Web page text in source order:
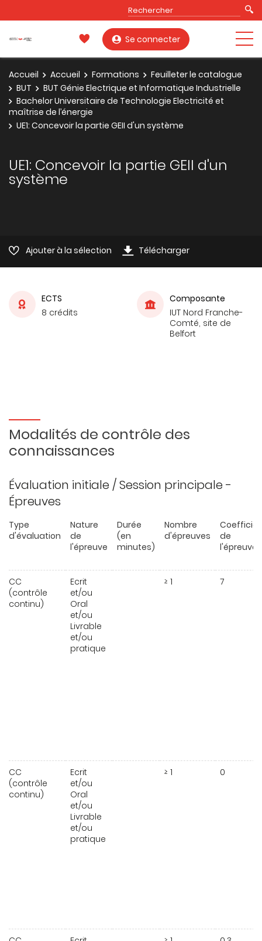
Se connecter
Accueil Accueil Formations
Feuilleter le catalogue
BUT
BUT Génie Electrique et Informatique Industrielle
Bachelor Universitaire de Technologie Electricité et
maîtrise de l’énergie
UE1: Concevoir la partie GEII d'un système
UE1: Concevoir la partie GEII d'un
système
Ajouter à la sélection Télécharger
ECTS
8 crédits
Composante
IUT Nord Franche-
Comté, site de
Belfort
Modalités de contrôle des
connaissances
Évaluation initiale / Session principale -
Épreuves
Type
d'évaluation
Nature
de
l'épreuve
Durée
(en
minutes)
Nombre
d'épreuves
de
l'épreuve
CC
(contrôle
continu)
Ecrit
et/ou
Oral
et/ou
Livrable
et/ou
pratique
≥ 1 7
CC
(contrôle
continu)
Ecrit
et/ou
Oral
et/ou
Livrable
et/ou
pratique
≥ 1 0